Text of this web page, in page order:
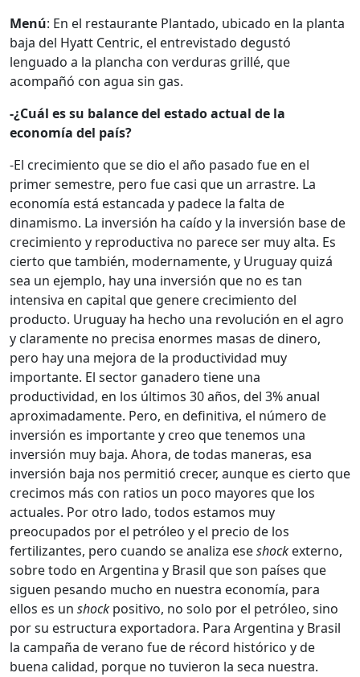
Menú: En el restaurante Plantado, ubicado en la planta
baja del Hyatt Centric, el entrevistado degustó
lenguado a la plancha con verduras grillé, que
acompañó con agua sin gas.
-¿Cuál es su balance del estado actual de la
economía del país?
-El crecimiento que se dio el año pasado fue en el
primer semestre, pero fue casi que un arrastre. La
economía está estancada y padece la falta de
dinamismo. La inversión ha caído y la inversión base de
crecimiento y reproductiva no parece ser muy alta. Es
cierto que también, modernamente, y Uruguay quizá
sea un ejemplo, hay una inversión que no es tan
intensiva en capital que genere crecimiento del
producto. Uruguay ha hecho una revolución en el agro
y claramente no precisa enormes masas de dinero,
pero hay una mejora de la productividad muy
importante. El sector ganadero tiene una
productividad, en los últimos 30 años, del 3% anual
aproximadamente. Pero, en definitiva, el número de
inversión es importante y creo que tenemos una
inversión muy baja. Ahora, de todas maneras, esa
inversión baja nos permitió crecer, aunque es cierto que
crecimos más con ratios un poco mayores que los
actuales. Por otro lado, todos estamos muy
preocupados por el petróleo y el precio de los
fertilizantes, pero cuando se analiza eseshock externo,
sobre todo en Argentina y Brasil que son países que
siguen pesando mucho en nuestra economía, para
ellos es un shock positivo, no solo por el petróleo, sino
por su estructura exportadora. Para Argentina y Brasil
la campaña de verano fue de récord histórico y de
buena calidad, porque no tuvieron la seca nuestra.